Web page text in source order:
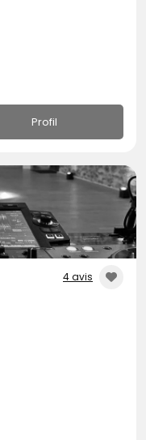
Profil
4 avis